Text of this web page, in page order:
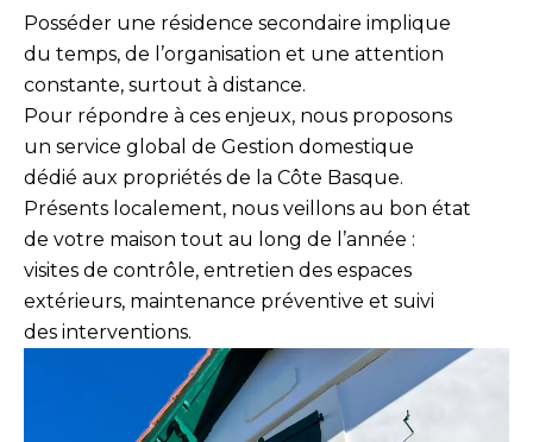
Posséder une résidence secondaire implique
du temps, de l’organisation et une attention
constante, surtout à distance.
Pour répondre à ces enjeux, nous proposons
un service global de Gestion domestique
dédié aux propriétés de la Côte Basque.
Présents localement, nous veillons au bon état
de votre maison tout au long de l’année :
visites de contrôle, entretien des espaces
extérieurs, maintenance préventive et suivi
des interventions.